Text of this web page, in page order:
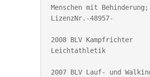
Menschen mit Behinderung;
LizenzNr.-48957-
2008 BLV Kampfrichter
Leichtathletik
2007 BLV Lauf- und